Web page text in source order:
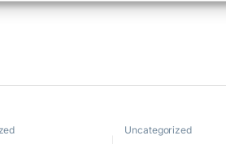
Uncategorized